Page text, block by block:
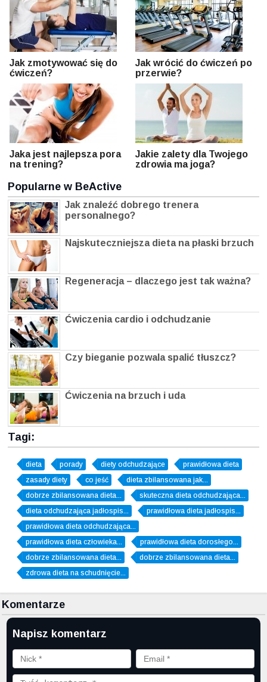
Jak zmotywować się do
ćwiczeń?
Jak wrócić do ćwiczeń po
przerwie?
Jaka jest najlepsza pora
na trening?
Jakie zalety dla Twojego
zdrowia ma joga?
Popularne w BeActive
Jak znaleźć dobrego trenera
personalnego?
Najskuteczniejsza dieta na płaski brzuch
Regeneracja – dlaczego jest tak ważna?
Ćwiczenia cardio i odchudzanie
Czy bieganie pozwala spalić tłuszcz?
Ćwiczenia na brzuch i uda
Tagi:
dieta porady diety odchudzające
prawidłowa dieta
zasady diety
co jeść
dieta zbilansowana jak...
dobrze zbilansowana dieta...
skuteczna dieta odchudzająca...
dieta odchudzająca jadłospis...
prawidłowa dieta jadłospis...
prawidłowa dieta odchudzająca...
prawidłowa dieta człowieka...
prawidłowa dieta dorosłego...
dobrze zbilansowana dieta...
dobrze zbilansowana dieta...
zdrowa dieta na schudnięcie...
Komentarze
Napisz komentarz